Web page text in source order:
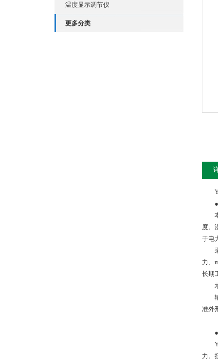
温度显示调节仪
更多分类
度、
于电
力、
长期
准外
力、